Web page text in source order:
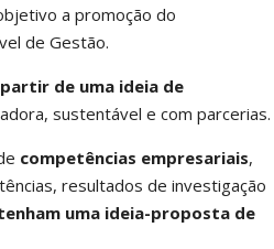
a promoção do
de Gestão.
de uma ideia de
sustentável e com parcerias.
competências empresariais,
resultados de investigação
uma ideia-proposta de